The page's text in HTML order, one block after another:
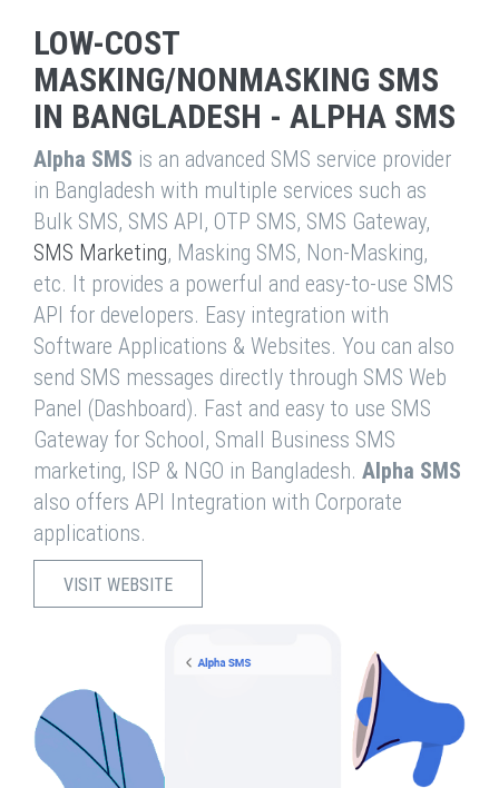
LOW-COST
MASKING/NONMASKING SMS
IN BANGLADESH - ALPHA SMS
Alpha SMS is an advanced SMS service provider
in Bangladesh with multiple services such as
Bulk SMS, SMS API, OTP SMS, SMS Gateway,
SMS Marketing, Masking SMS, Non-Masking,
etc. It provides a powerful and easy-to-use SMS
API for developers. Easy integration with
Software Applications & Websites. You can also
send SMS messages directly through SMS Web
Panel (Dashboard). Fast and easy to use SMS
Gateway for School, Small Business SMS
marketing, ISP & NGO in Bangladesh. Alpha SMS
also offers API Integration with Corporate
applications.
VISIT WEBSITE